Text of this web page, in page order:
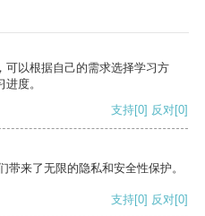
可以根据自己的需求选择学习方
度。
支持[0] 反对[0]
来了无限的隐私和安全性保护。
支持[0] 反对[0]